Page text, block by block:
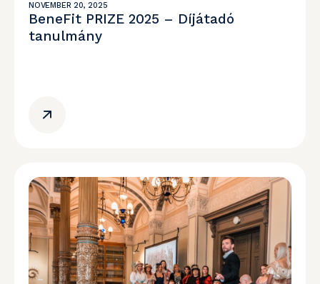
NOVEMBER 20, 2025
BeneFit PRIZE 2025 – Díjátadó
tanulmány